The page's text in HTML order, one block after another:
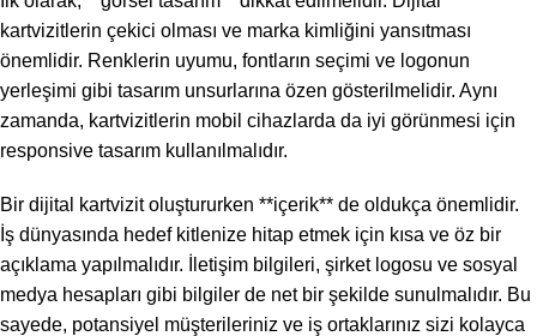
kartvizitlerin çekici olması ve marka kimliğini yansıtması
önemlidir. Renklerin uyumu, fontların seçimi ve logonun
yerleşimi gibi tasarım unsurlarına özen gösterilmelidir. Aynı
zamanda, kartvizitlerin mobil cihazlarda da iyi görünmesi için
responsive tasarım kullanılmalıdır.
Bir dijital kartvizit oluştururken **içerik** de oldukça önemlidir.
İş dünyasında hedef kitlenize hitap etmek için kısa ve öz bir
açıklama yapılmalıdır. İletişim bilgileri, şirket logosu ve sosyal
medya hesapları gibi bilgiler de net bir şekilde sunulmalıdır. Bu
sayede, potansiyel müşterileriniz ve iş ortaklarınız sizi kolayca